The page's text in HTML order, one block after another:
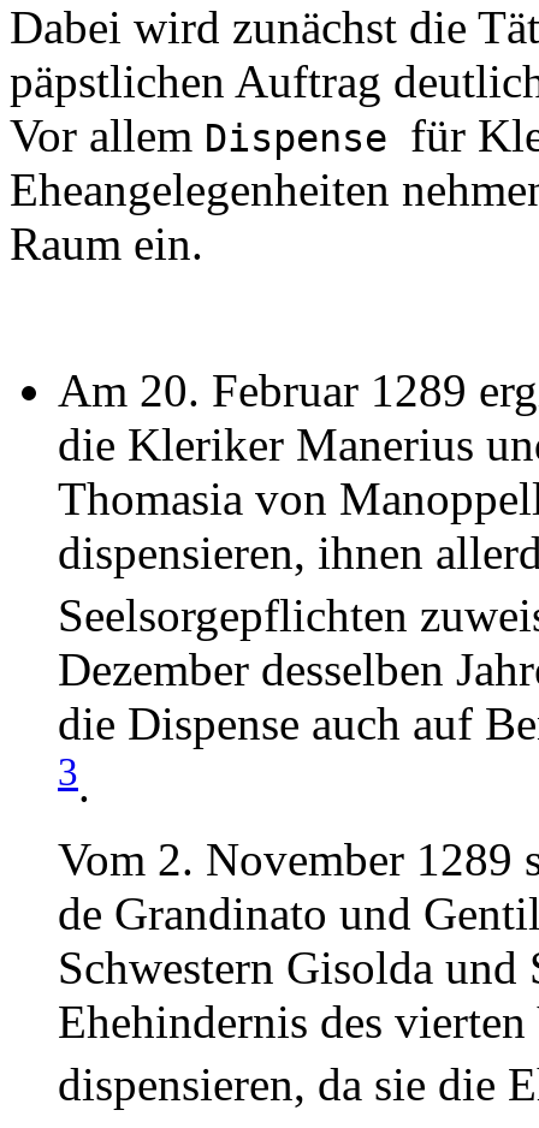
Dabei wird zunächst die
päpstlichen Auftrag
Vor allem Dispense für
Eheangelegenheiten
Raum ein.
Am 20. Februar 1289
die Kleriker Manerius
Thomasia von
dispensieren, ihnen
Seelsorgepflichten
Dezember desselben
die Dispense auch auf
3.
Vom 2. November 1289
de Grandinato und
Schwestern Gisolda
Ehehindernis des
dispensieren, da sie die